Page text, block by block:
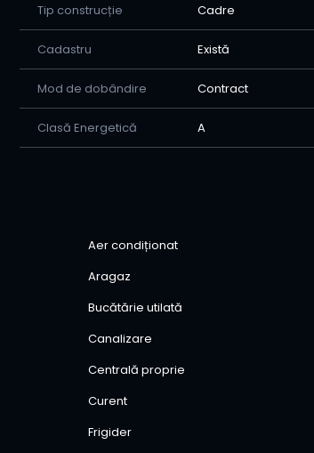
Tip construcție Cadre
Cadastru Există
Mod de dobândire Contract
Clasă Energetică A
Aer condiționat
Aragaz
Bucătărie utilată
Canalizare
Centrală proprie
Curent
Frigider